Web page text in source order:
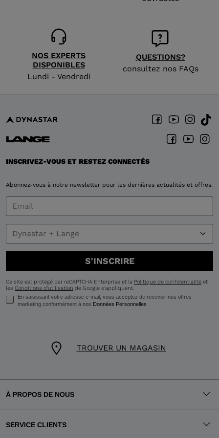
NOS EXPERTS
DISPONIBLES
Lundi - Vendredi
QUESTIONS?
consultez nos FAQs
TROUVER UN MAGASIN
INSCRIVEZ-VOUS ET RESTEZ CONNECTÉS
Abonnez-vous à notre newsletter pour les dernières actualités et offres.
S'INSCRIRE
Ce site est protégé par reCAPTCHA Enterprise et la Politique de confidentialité et
les Conditions d'utilisation de Google s'appliquent.
En saisissant votre adresse e-mail, vous acceptez de recevoir nos offres
marketing conformément à nos Données Personnelles
À PROPOS DE NOUS
SERVICE CLIENTS